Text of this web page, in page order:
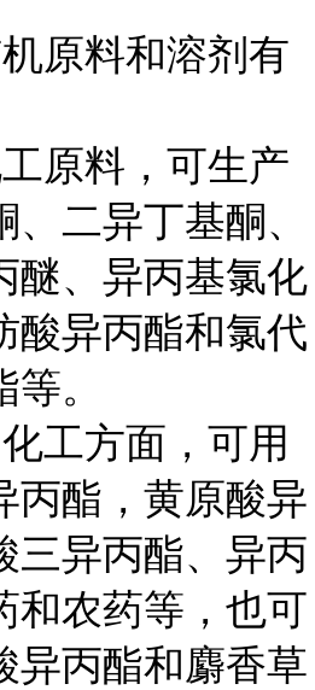
原料和溶剂有
原料，可生产
二异丁基酮、
醚、异丙基氯化
酸异丙酯和氯代
。
工方面，可用
丙酯，黄原酸异
三异丙酯、异丙
和农药等，也可
异丙酯和麝香草